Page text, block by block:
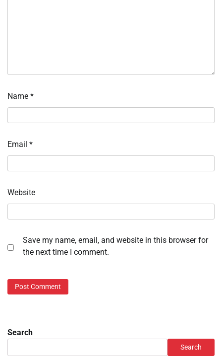
Name *
Email *
Website
Save my name, email, and website in this browser for
the next time I comment.
Search
Search